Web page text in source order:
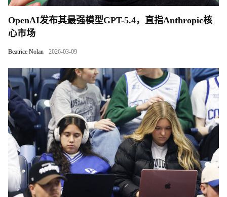
OpenAI发布其最强模型GPT-5.4，直指Anthropic核
心市场
Beatrice Nolan 2026-03-09